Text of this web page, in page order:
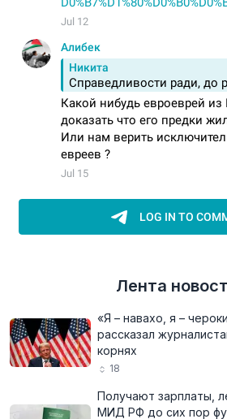
Лента
«Я – навахо, я –
рассказал
корнях
18
Получают зарплаты,
МИД РФ до сих пор